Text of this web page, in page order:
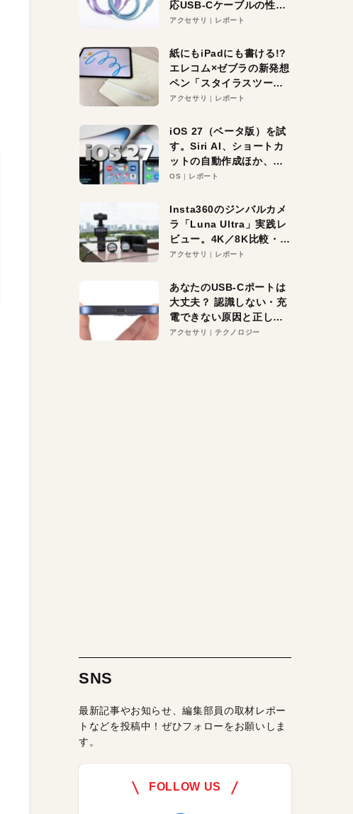
応USB-Cケーブルの性能
を検証。超コスパの1本を
アクセサリ レポート
紙にもiPadにも書ける!?
エレコム×ゼブラの新発想
ペン「スタイラスツーウ
ェイ」レビュー。持ち替
アクセサリ レポート
iOS 27（ベータ版）を試
す。Siri AI、ショートカ
ットの自動作成ほか、期
待大の便利機能5選。
る未来はすぐそこ！
OS レポート
Insta360のジンバルカメ
ラ「Luna Ultra」実践レ
ビュー。4K／8K比較・ズ
ーム・夜間撮影をチェッ
アクセサリ レポート
あなたのUSB-Cポートは
大丈夫？ 認識しない・充
電できない原因と正しい
対策
アクセサリ テクノロジー
SNS
最新記事やお知らせ、編集部員の取材レポー
トなどを投稿中！ぜひフォローをお願いしま
す。
FOLLOW US